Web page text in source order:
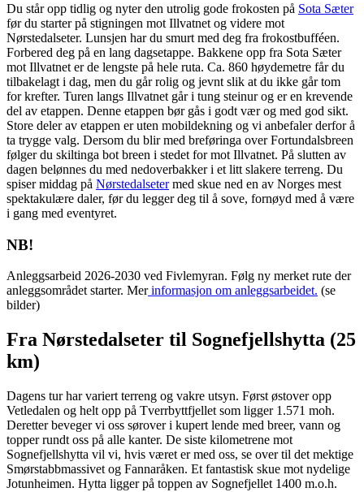
Du står opp tidlig og nyter den utrolig gode frokosten på Sota Sæter
før du starter på stigningen mot Illvatnet og videre mot
Nørstedalseter. Lunsjen har du smurt med deg fra frokostbufféen.
Forbered deg på en lang dagsetappe. Bakkene opp fra Sota Sæter
mot Illvatnet er de lengste på hele ruta. Ca. 860 høydemetre får du
tilbakelagt i dag, men du går rolig og jevnt slik at du ikke går tom
for krefter. Turen langs Illvatnet går i tung steinur og er en krevende
del av etappen. Denne etappen bør gås i godt vær og med god sikt.
Store deler av etappen er uten mobildekning og vi anbefaler derfor å
ta trygge valg. Dersom du blir med breføringa over Fortundalsbreen
følger du skiltinga bot breen i stedet for mot Illvatnet. På slutten av
dagen belønnes du med nedoverbakker i et litt slakere terreng. Du
spiser middag på Nørstedalsetermed skue ned en av Norges mest
spektakulære daler, før du legger deg til å sove, fornøyd med å være
i gang med eventyret.
NB!
Anleggsarbeid 2026-2030 ved Fivlemyran. Følg ny merket rute der
anleggsområdet starter. Merinformasjon om anleggsarbeidet. (se
bilder)
Fra Nørstedalseter til Sognefjellshytta (25
km)
Dagens tur har variert terreng og vakre utsyn. Først østover opp
Vetledalen og helt opp på Tverrbyttfjellet som ligger 1.571 moh.
Deretter beveger vi oss sørover i kupert lende med breer, vann og
topper rundt oss på alle kanter. De siste kilometrene mot
Sognefjellshytta vil vi, hvis været er med oss, se over til det mektige
Smørstabbmassivet og Fannaråken. Et fantastisk skue mot nydelige
Jotunheimen. Hytta ligger på toppen av Sognefjellet 1400 m.o.h.